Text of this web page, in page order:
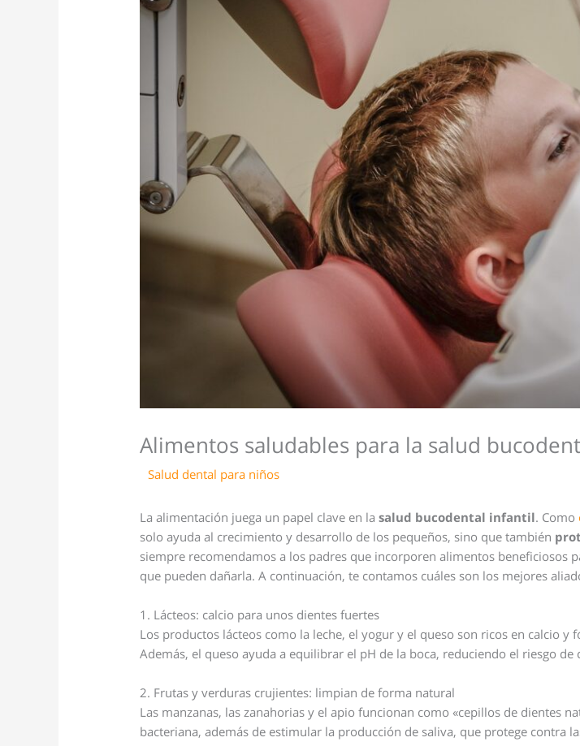
Alimentos saludables para la salud
/Salud dental para niños
La alimentación juega un papel clave en lasalud bucodental infantil. Como
solo ayuda al crecimiento y desarrollo de los pequeños, sino que también
siempre recomendamos a los padres que incorporen alimentos beneficiosos
que pueden dañarla. A continuación, te contamos cuáles son los mejores
1. Lácteos: calcio para unos dientes fuertes
Los productos lácteos como la leche, el yogur y el queso son ricos en calcio
Además, el queso ayuda a equilibrar el pH de la boca, reduciendo el riesgo de
2. Frutas y verduras crujientes: limpian de forma natural
Las manzanas, las zanahorias y el apio funcionan como «cepillos de dientes
bacteriana, además de estimular la producción de saliva, que protege contra